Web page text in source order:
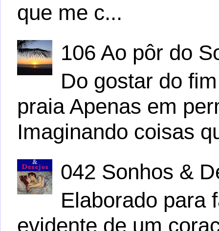
que me c...
106 Ao pôr do
Do gostar do
praia Apenas em
Imaginando coisas
042 Sonhos &
Elaborado para
evidente de um